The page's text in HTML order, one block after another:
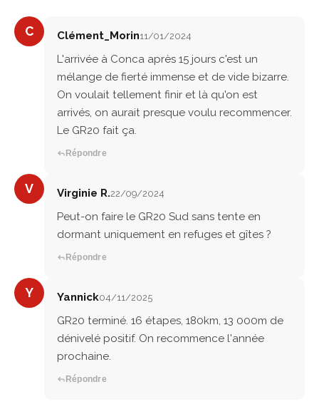
C Clément_Morin11/01/2024
L'arrivée à Conca après 15 jours c'est un
mélange de fierté immense et de vide bizarre.
On voulait tellement finir et là qu'on est
arrivés, on aurait presque voulu recommencer.
Le GR20 fait ça.
Répondre
V Virginie R.22/09/2024
Peut-on faire le GR20 Sud sans tente en
dormant uniquement en refuges et gîtes ?
Répondre
Y Yannick04/11/2025
GR20 terminé. 16 étapes, 180km, 13 000m de
dénivelé positif. On recommence l'année
prochaine.
Répondre